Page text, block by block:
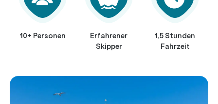
10+ Personen
Erfahrener
Skipper
1,5 Stunden
Fahrzeit